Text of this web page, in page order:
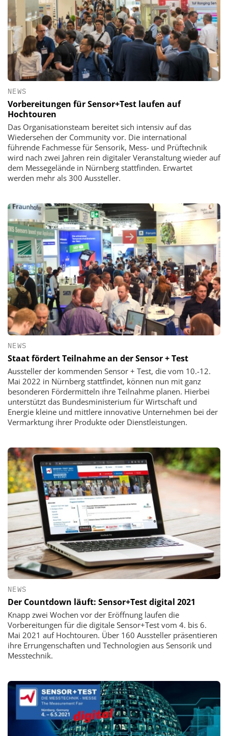
NEWS
Vorbereitungen für Sensor+Test laufen auf
Hochtouren
Das Organisationsteam bereitet sich intensiv auf das
Wiedersehen der Community vor. Die international
führende Fachmesse für Sensorik, Mess- und Prüftechnik
wird nach zwei Jahren rein digitaler Veranstaltung wieder auf
dem Messegelände in Nürnberg stattfinden. Erwartet
werden mehr als 300 Aussteller.
NEWS
Staat fördert Teilnahme an der Sensor + Test
Aussteller der kommenden Sensor + Test, die vom 10.-12.
Mai 2022 in Nürnberg stattfindet, können nun mit ganz
besonderen Fördermitteln ihre Teilnahme planen. Hierbei
unterstützt das Bundesministerium für Wirtschaft und
Energie kleine und mittlere innovative Unternehmen bei der
Vermarktung ihrer Produkte oder Dienstleistungen.
NEWS
Der Countdown läuft: Sensor+Test digital 2021
Knapp zwei Wochen vor der Eröffnung laufen die
Vorbereitungen für die digitale Sensor+Test vom 4. bis 6.
Mai 2021 auf Hochtouren. Über 160 Aussteller präsentieren
ihre Errungenschaften und Technologien aus Sensorik und
Messtechnik.